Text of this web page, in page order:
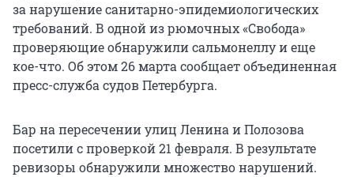
за нарушение санитарно-эпидемиологических
требований. В одной из рюмочных «Свобода»
проверяющие обнаружили сальмонеллу и еще
кое-что. Об этом 26 марта сообщает объединенная
пресс-служба судов Петербурга.
Бар на пересечении улиц Ленина и Полозова
посетили с проверкой 21 февраля. В результате
ревизоры обнаружили множество нарушений.